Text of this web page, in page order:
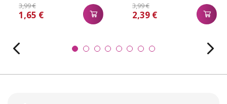
3,99 €
1,65 €
3,99 €
2,39 €